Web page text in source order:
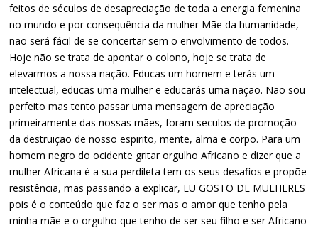
feitos de séculos de desapreciação de toda a energia femenina
no mundo e por consequência da mulher Mãe da humanidade,
não será fácil de se concertar sem o envolvimento de todos.
Hoje não se trata de apontar o colono, hoje se trata de
elevarmos a nossa nação. Educas um homem e terás um
intelectual, educas uma mulher e educarás uma nação. Não sou
perfeito mas tento passar uma mensagem de apreciação
primeiramente das nossas mães, foram seculos de promoção
da destruição de nosso espirito, mente, alma e corpo. Para um
homem negro do ocidente gritar orgulho Africano e dizer que a
mulher Africana é a sua perdileta tem os seus desafios e propõe
resistência, mas passando a explicar, EU GOSTO DE MULHERES
pois é o conteúdo que faz o ser mas o amor que tenho pela
minha mãe e o orgulho que tenho de ser seu filho e ser Africano